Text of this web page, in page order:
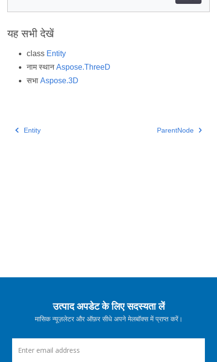
यह सभी देखें
class Entity
नाम स्थानAspose.ThreeD
सभा Aspose.3D
Entity ParentNode
उत्पाद अपडेट के लिए सदस्यता लें
मासिक न्यूज़लेटर और ऑफ़र सीधे अपने मेलबॉक्स में प्राप्त करें।